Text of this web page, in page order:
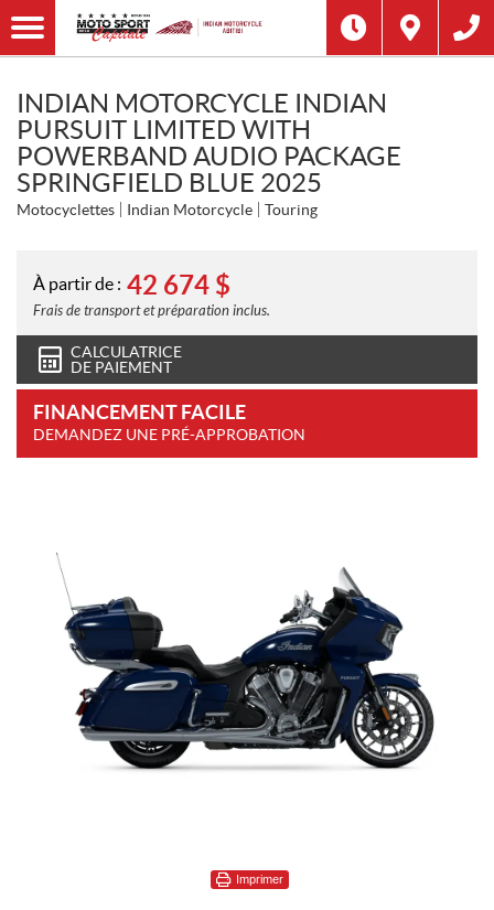
INDIAN MOTORCYCLE INDIAN
PURSUIT LIMITED WITH
POWERBAND AUDIO PACKAGE
SPRINGFIELD BLUE 2025
Motocyclettes Indian Motorcycle Touring
À partir de : 42 674 $
Frais de transport et préparation inclus.
CALCULATRICE
DE PAIEMENT
FINANCEMENT FACILE
DEMANDEZ UNE PRÉ-APPROBATION
Imprimer